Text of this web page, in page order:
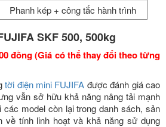
Phanh kép + công tắc hành trình
SKF 500, 500kg
đồng (Giá có thể thay đổi theo từng
tời điện mini FUJIFA được đánh giá cao
vẫn sở hữu khả năng nâng tải mạnh
model còn lại trong danh sách, sản
về tính linh hoạt và khả năng sử dụng